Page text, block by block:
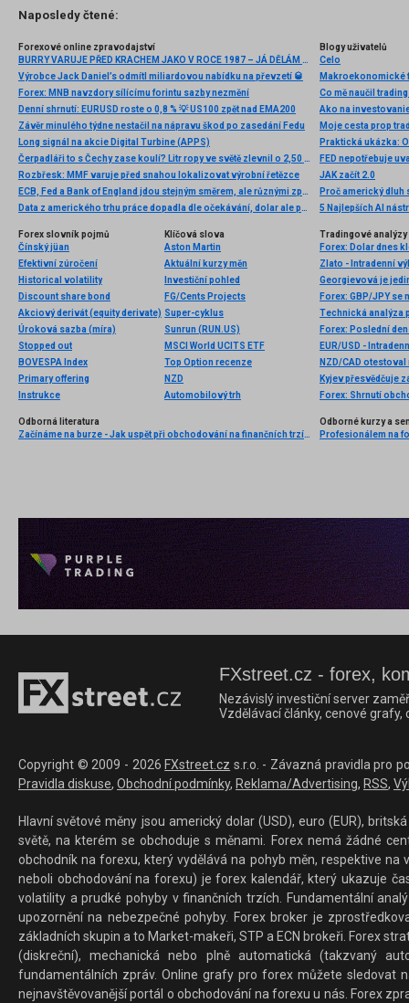
Naposledy čtené:
Forexové online zpravodajství
BURRY VARUJE PŘED KRACHEM JAKO V ROCE 1987 – JÁ DĚLÁM TOHLE
Výrobce Jack Daniel’s odmítl miliardovou nabídku na převzetí 🥃
Forex: MNB navzdory sílícímu forintu sazby nezmění
Denní shrnutí: EURUSD roste o 0,8 % 💡 US100 zpět nad EMA200
Závěr minulého týdne nestačil na nápravu škod po zasedání Fedu
Long signál na akcie Digital Turbine (APPS)
Čerpadláři to s Čechy zase koulí? Litr ropy ve světě zlevnil o 2,50 Kč, ale litr nafty v ČR ve stejné době zdražil o více než 1 Kč
Rozbřesk: MMF varuje před snahou lokalizovat výrobní řetězce
ECB, Fed a Bank of England jdou stejným směrem, ale různými způsoby
Data z amerického trhu práce dopadla dle očekávání, dolar ale posílil
Blogy uživatelů
Celo
Makroekonomické
Co mě naučil
Ako na
Praktická ukázka:
FED nepotřebuje
JAK začít 2.0
Proč americký dluh
5 Najlepších AI
Forex slovník pojmů
Čínský jüan
Efektivní zúročení
Historical volatility
Discount share bond
Akciový derivát (equity derivate)
Úroková sazba (míra)
Stopped out
BOVESPA Index
Primary offering
Instrukce
Klíčová slova
Aston Martin
Aktuální kurzy měn
Investiční pohled
FG/Cents Projects
Super-cyklus
Sunrun (RUN.US)
MSCI World UCITS ETF
Top Option recenze
NZD
Automobilový trh
Tradingové analýzy
Forex: Dolar dnes
Zlato - Intradenní
Georgievová je
Forex: GBP/JPY
Technická analýza
EUR/USD -
Kyjev přesvědčuje
Forex: Shrnutí
Odborná literatura
Začínáme na burze - Jak uspět při obchodování na finančních trzích (1. vydání)
Odborné kurzy a
FXstreet.cz - forex,
Nezávislý investiční server
Vzdělávací články, cenové
Copyright © 2009 - 2026 FXstreet.cz s.r.o. - Závazná pravidla pro
Pravidla diskuse, Obchodní podmínky, Reklama/Advertising, RSS,
Hlavní světové měny jsou americký dolar (USD), euro (EUR),
světě, na kterém se obchoduje s měnami. Forex nemá žádné
obchodník na forexu, který vydělává na pohyb měn, respektive
neboli obchodování na forexu) je forex kalendář, který ukazuje
volatility a prudké pohyby v finančních trzích. Fundamentální
upozornění na nebezpečné pohyby. Forex broker je
základních skupin a to Market-makeři, STP a ECN brokeři. Forex
(diskreční), mechanická nebo plně automatická (takzvaný
fundamentálních zpráv. Online grafy pro forex můžete sledovat
nejnavštěvovanější portál o obchodování na forexu u nás. Forex